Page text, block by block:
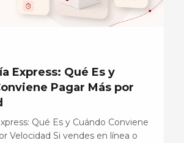
Express: Qué Es y
Pagar Más por
Qué Es y Cuándo Conviene
Velocidad Si vendes en línea o